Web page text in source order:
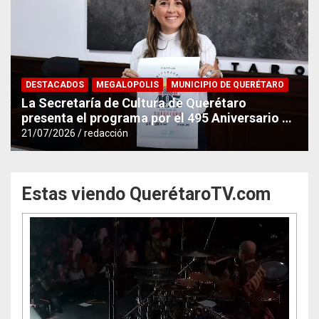
DESTACADOS MEGALOPOLIS MUNICIPIO DE QUERÉTARO
La Secretaría de Cultura de Querétaro
presenta el programa por el 495 Aniversario de
la Ciudad
21/07/2026 redacción
Estas viendo QuerétaroTV.com
Querétaro TV